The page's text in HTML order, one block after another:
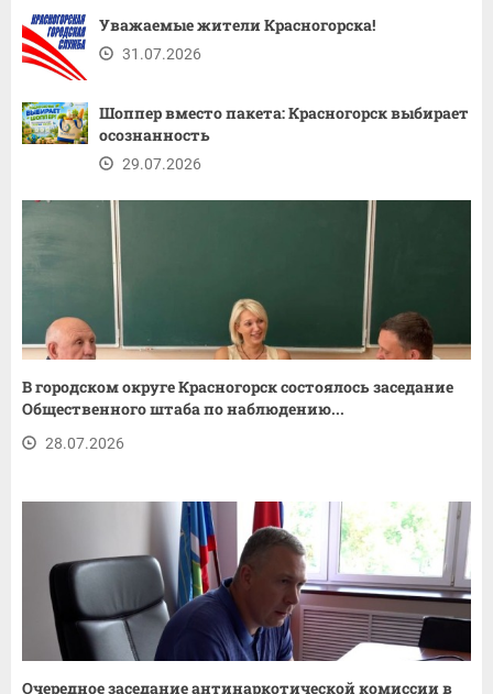
Уважаемые жители Красногорска!
31.07.2026
Шоппер вместо пакета: Красногорск выбирает
осознанность
29.07.2026
В городском округе Красногорск состоялось заседание
Общественного штаба по наблюдению...
28.07.2026
Очередное заседание антинаркотической комиссии в